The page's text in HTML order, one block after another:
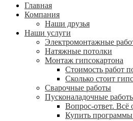
Главная
Компания
Наши друзья
Наши услуги
Электромонтажные
Натяжные потолки
Монтаж гипсокартона
Стоимость работ
Сколько стоит
Сварочные работы
Пусконаладочные
Вопрос-ответ.
Купить программы